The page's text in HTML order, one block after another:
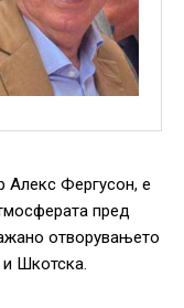
Алекс Фергусон, е
пред
отворувањето
и Шкотска.